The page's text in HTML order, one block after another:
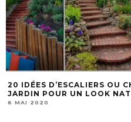
IDÉES ORIGINALES DE BED
19 JANVIER 2020